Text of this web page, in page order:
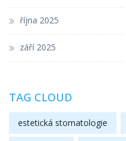
října 2025
září 2025
TAG CLOUD
estetická stomatologie